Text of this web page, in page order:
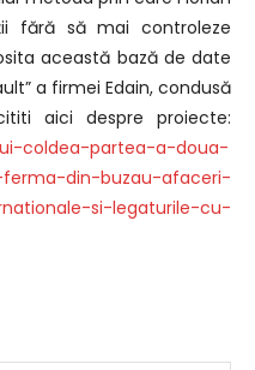
fără să mai controleze
această bază de date
a firmei Edain, condusă
aici despre proiecte:
coldea-partea-a-doua-
din-buzau-afaceri-
si-legaturile-cu-